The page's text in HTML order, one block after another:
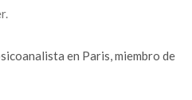
en Paris, miembro de